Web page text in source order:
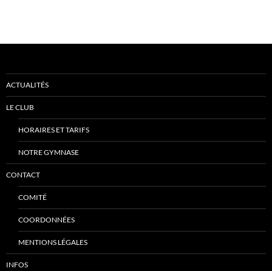
ACTUALITÉS
LE CLUB
HORAIRES ET TARIFS
NOTRE GYMNASE
CONTACT
COMITÉ
COORDONNÉES
MENTIONS LÉGALES
INFOS